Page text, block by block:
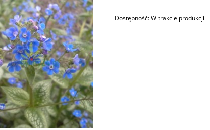
Dostępność:W trakcie produkcji